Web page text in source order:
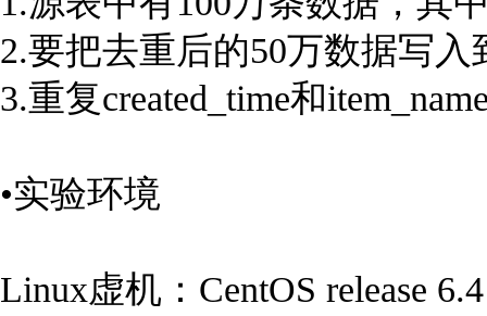
2.要把去重后的50万数据写入
3.重复created_time和
•实验环境
Linux虚机：CentOS release